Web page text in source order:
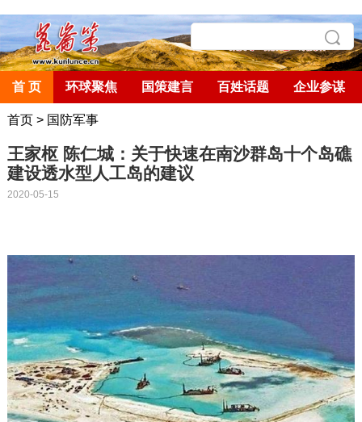
首 页 环球聚焦 国策建言 百姓话题 企业参谋
首页> 国防军事
王家枢 陈仁城：关于快速在南沙群岛十个岛礁
建设透水型人工岛的建议
2020-05-15